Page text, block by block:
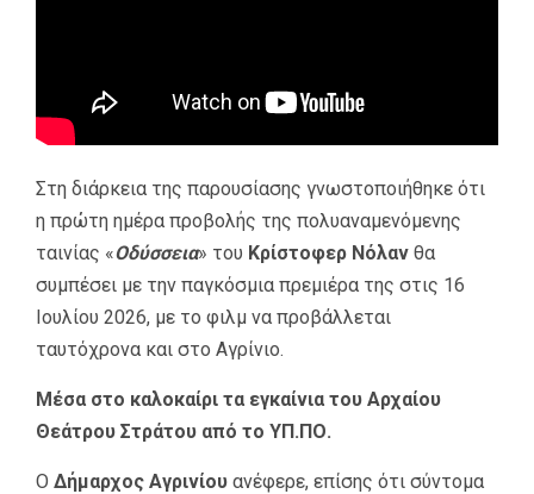
Στη διάρκεια της παρουσίασης γνωστοποιήθηκε ότι
η πρώτη ημέρα προβολής της πολυαναμενόμενης
ταινίας «Οδύσσεια» του Κρίστοφερ Νόλαν θα
συμπέσει με την παγκόσμια πρεμιέρα της στις 16
Ιουλίου 2026, με το φιλμ να προβάλλεται
ταυτόχρονα και στο Αγρίνιο.
Μέσα στο καλοκαίρι τα εγκαίνια του Αρχαίου
Θεάτρου Στράτου από το ΥΠ.ΠΟ.
Ο Δήμαρχος Αγρινίου ανέφερε, επίσης ότι σύντομα